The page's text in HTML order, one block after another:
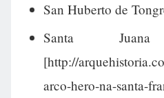
San Huberto de
Santa
[http://
arco-hero-na-santa-